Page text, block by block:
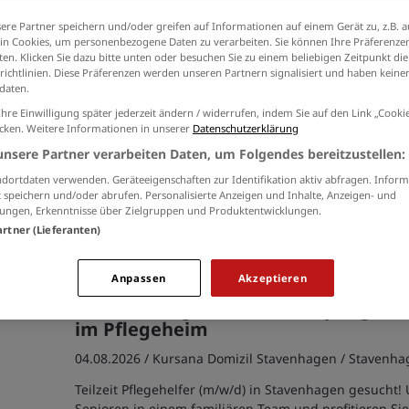
Ich willige in die Verarbeitung meiner Daten
derDatenschutzinformationenein.
Teilzeit Pflegehelfer /
im Pflegeheim
05.08.2026 /Kursana Domizil Weimar / Weimar
Werden Sie Teil unseres Teams als Pflegehelfer im
Weimar! Bieten Sie persönliche Unterstützung für
Teilzeit Pflegehelfer /
im Pflegeheim
04.08.2026 / Kursana Domizil Stavenhagen /
Teilzeit Pflegehelfer (m/w/d) in Stavenhagen gesucht!
Partner speichern und/oder greifen auf Informationen auf einem Gerät zu, z.B.
Cookies, um personenbezogene Daten zu verarbeiten. Sie können Ihre
Klicken Sie dazu bitte unten oder besuchen Sie zu einem beliebigen Zeitpunkt
Diese Präferenzen werden unseren Partnern signalisiert und haben
Einwilligung später jederzeit ändern / widerrufen, indem Sie auf den Link
Weitere Informationen in unserer Datenschutzerklärung
Partner verarbeiten Daten, um Folgendes bereitzustellen:
verwenden. Geräteeigenschaften zur Identifikation aktiv abfragen.
speichern und/oder abrufen. Personalisierte Anzeigen und Inhalte, Anzeigen- und
Erkenntnisse über Zielgruppen und Produktentwicklungen.
(Lieferanten)
Akzeptieren
Anpassen